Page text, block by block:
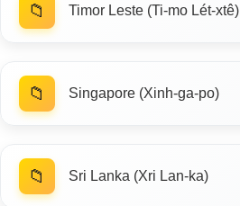
📁 Timor Leste (Ti-mo Lét-xtê)
📁 Singapore (Xinh-ga-po)
📁 Sri Lanka (Xri Lan-ka)